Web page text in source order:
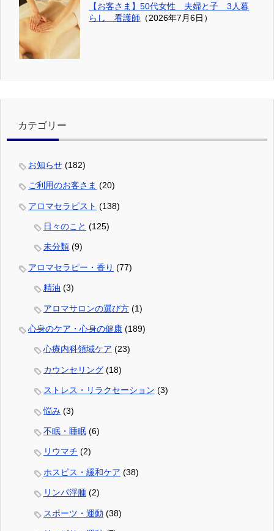
【お客さま】50代女性 夫婦と子 3人暮
らし 看護師 （2026年7月6日）
カテゴリー
お知らせ (182)
ご利用のお客さま (20)
アロマセラピスト (138)
日々のこと (125)
未分類 (9)
アロマセラピー・香り (77)
精油 (3)
アロマサロンの選び方 (1)
心身のケア・心身の健康 (189)
心療内科領域ケア (23)
カウンセリング (18)
ストレス・リラクセーション (3)
悩み (3)
不眠・睡眠 (6)
リウマチ (2)
ホスピス・緩和ケア (38)
リンパ浮腫 (2)
スポーツ・運動 (38)